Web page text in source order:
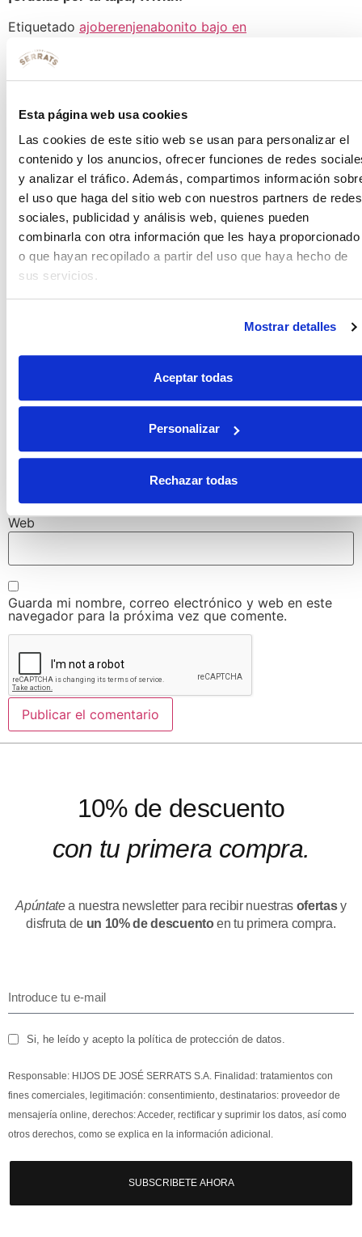
Esta página web usa cookies
Las cookies de este sitio web se usan para personalizar el
contenido y los anuncios, ofrecer funciones de redes
y analizar el tráfico. Además, compartimos información
el uso que haga del sitio web con nuestros partners de redes
sociales, publicidad y análisis web, quienes pueden
combinarla con otra información que les haya proporcionado
o que hayan recopilado a partir del uso que haya hecho de
sus servicios.
Mostrar detalles
Aceptar todas
Personalizar
Rechazar todas
Etiquetado ajoberenjenabonito bajo en
caviar
rojo
saltapa
Tu dirección de correo electrónico no será publicada.
Los campos obligatorios están marcados con*
Comentario*
Correo electrónico*
Web
Guarda mi nombre, correo electrónico y web en este
navegador para la próxima vez que comente.
10% de descuento
con tu primera compra.
Apúntatea nuestra newsletter para recibir nuestras ofertasy
disfruta de un 10% de descuentoen tu primera compra.
Si, he leído y acepto la política de protección de datos.
Responsable: HIJOS DE JOSÉ SERRATS S.A. Finalidad: tratamientos con
fines comerciales, legitimación: consentimiento, destinatarios: proveedor de
mensajería online, derechos: Acceder, rectificar y suprimir los datos, así como
otros derechos, como se explica en la información adicional.
SUBSCRIBETE AHORA